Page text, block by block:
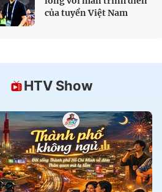
của tuyển Việt Nam
HTV Show